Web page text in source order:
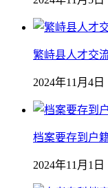
繁峙县人才交
2024年11月4日
档案要存到户
2024年11月1日